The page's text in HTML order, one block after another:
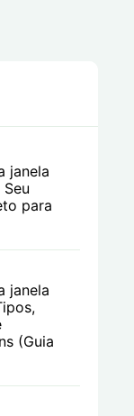
janela
para
janela
(Guia